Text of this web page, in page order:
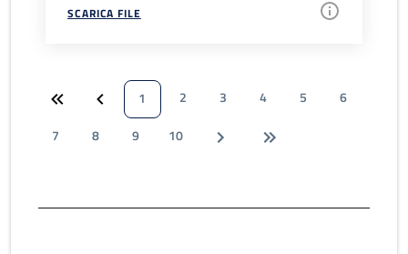
SCARICA FILE
1 2 3 4 5
6
7
8 9 10